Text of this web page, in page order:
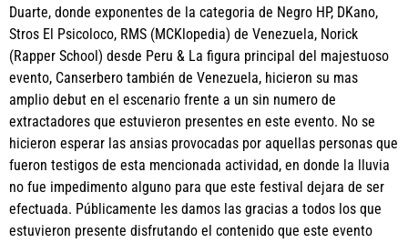
Duarte, donde exponentes de la categoria de Negro HP, DKano,
Stros El Psicoloco, RMS (MCKlopedia) de Venezuela, Norick
(Rapper School) desde Peru & La figura principal del majestuoso
evento, Canserbero también de Venezuela, hicieron su mas
amplio debut en el escenario frente a un sin numero de
extractadores que estuvieron presentes en este evento. No se
hicieron esperar las ansias provocadas por aquellas personas que
fueron testigos de esta mencionada actividad, en donde la lluvia
no fue impedimento alguno para que este festival dejara de ser
efectuada. Públicamente les damos las gracias a todos los que
estuvieron presente disfrutando el contenido que este evento